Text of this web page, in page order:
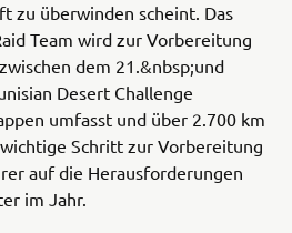
zu überwinden scheint. Das
Team wird zur Vorbereitung
dem 21.&nbsp;und
Desert Challenge
umfasst und über 2.700 km
Schritt zur Vorbereitung
auf die Herausforderungen
im Jahr.